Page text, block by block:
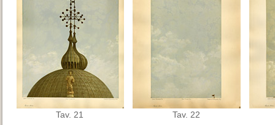
Tav. 21 Tav. 22